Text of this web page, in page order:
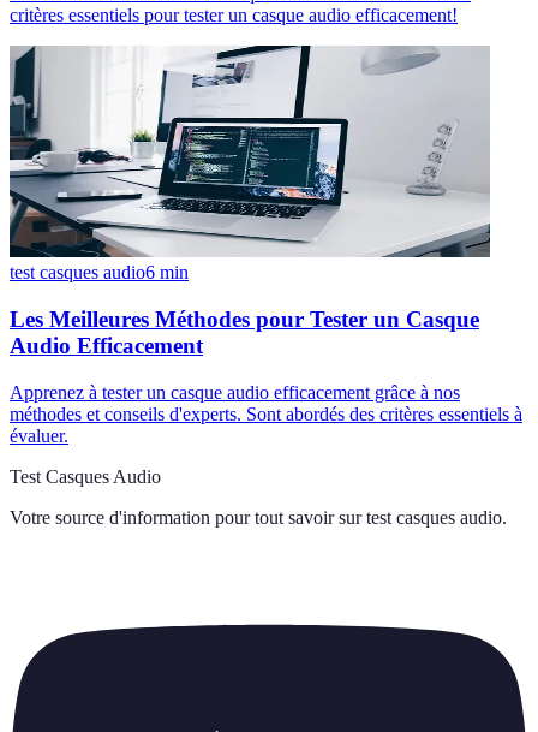
critères essentiels pour tester un casque audio efficacement!
test casques audio6 min
Les Meilleures Méthodes pour Tester un Casque
Audio Efficacement
Apprenez à tester un casque audio efficacement grâce à nos
méthodes et conseils d'experts. Sont abordés des critères essentiels à
évaluer.
Test Casques Audio
Votre source d'information pour tout savoir sur test casques audio.